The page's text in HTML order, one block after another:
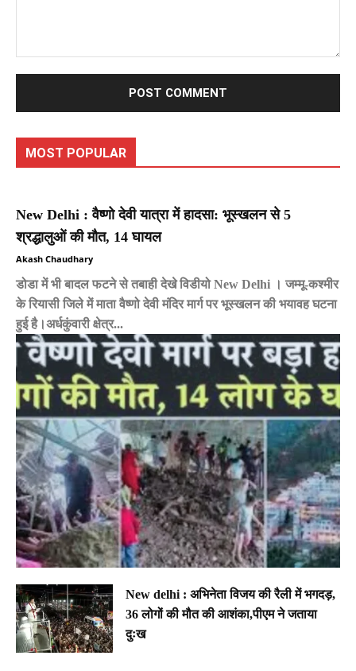
MOST POPULAR
New Delhi : वैष्णो देवी यात्रा में हादसा: भूस्खलन से 5
श्रद्धालुओं की मौत, 14 घायल
Akash Chaudhary
डोडा में भी बादल फटने से तबाही देखे विडीयो New Delhi । जम्मू-कश्मीर
के रियासी जिले में माता वैष्णो देवी मंदिर मार्ग पर भूस्खलन की भयावह घटना
हुई है।अर्धकुंवारी क्षेत्र...
New delhi : अभिनेता विजय की रैली में भगदड़,
36 लोगों की मौत की आशंका,पीएम ने जताया
दुःख